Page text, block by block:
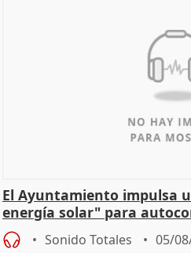
El Ayuntamiento impulsa
energía solar" para
Sonido Totales 05/